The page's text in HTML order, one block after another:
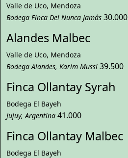
Valle de Uco, Mendoza
Bodega Finca Del Nunca Jamás 30.000
Alandes Malbec
Valle de Uco, Mendoza
Bodega Alandes, Karim Mussi 39.500
Finca Ollantay Syrah
Bodega El Bayeh
Jujuy, Argentina 41.000
Finca Ollantay Malbec
Bodega El Bayeh